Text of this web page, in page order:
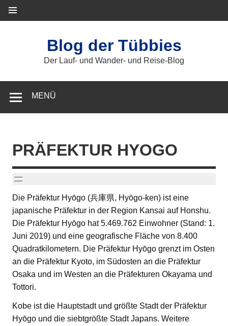
Inhalt
springen
Blog der Tübbies
Der Lauf- und Wander- und Reise-Blog
MENÜ
PRÄFEKTUR HYOGO
Die Präfektur Hyōgo (兵庫県, Hyōgo-ken) ist eine
japanische Präfektur in der Region Kansai auf Honshu.
Die Präfektur Hyōgo hat 5.469.762 Einwohner (Stand: 1.
Juni 2019) und eine geografische Fläche von 8.400
Quadratkilometern. Die Präfektur Hyōgo grenzt im Osten
an die Präfektur Kyoto, im Südosten an die Präfektur
Osaka und im Westen an die Präfekturen Okayama und
Tottori.
Kobe ist die Hauptstadt und größte Stadt der Präfektur
Hyōgo und die siebtgrößte Stadt Japans. Weitere